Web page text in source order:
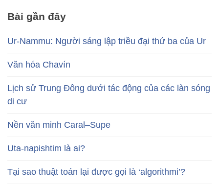
Bài gần đây
Ur-Nammu: Người sáng lập triều đại thứ ba của Ur
Văn hóa Chavín
Lịch sử Trung Đông dưới tác động của các làn sóng
di cư
Nền văn minh Caral–Supe
Uta-napishtim là ai?
Tại sao thuật toán lại được gọi là ‘algorithmi’?